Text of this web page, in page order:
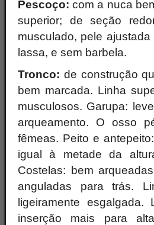
Pescoço: com a nuca
superior; de seção
musculado, pele
lassa, e sem barbela.
Tronco: de construção
bem marcada. Linha
musculosos. Garupa:
arqueamento. O osso
fêmeas. Peito e
igual à metade da
Costelas: bem
anguladas para trás.
ligeiramente
inserção mais para